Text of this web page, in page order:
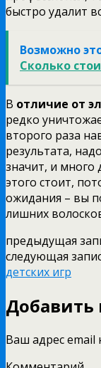
быстро удалит
Возможно
Сколько
В отличие от
редко
второго раза
результата,
значит, и много
этого стоит,
ожидания – вы
лишних
предыдущая
следующая
детских игр
Ваш адрес email